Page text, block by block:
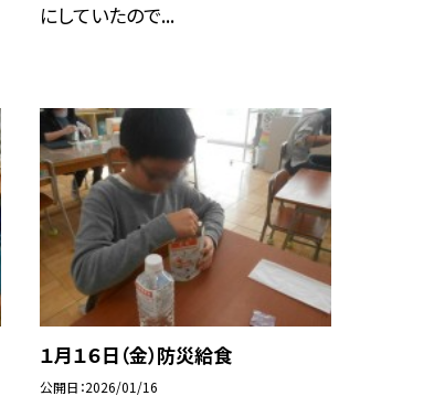
にしていたので...
１月１６日（金）防災給食
公開日 2026/01/16